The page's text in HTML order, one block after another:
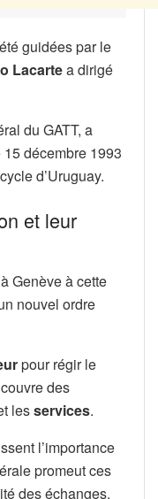
guidées par le
Lacartea dirigé
du GATT, a
décembre 1993
d’Uruguay.
et leur
Genève à cette
nouvel ordre
pour régir le
des
lesservices.
l’importance
promeut ces
des échanges.